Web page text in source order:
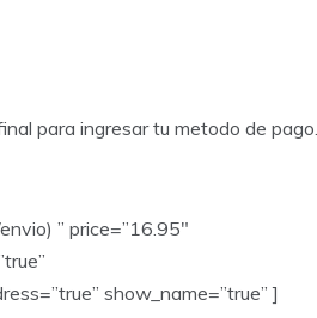
para ingresar tu metodo de pago.
” price=”16.95″
show_name=”true” ]